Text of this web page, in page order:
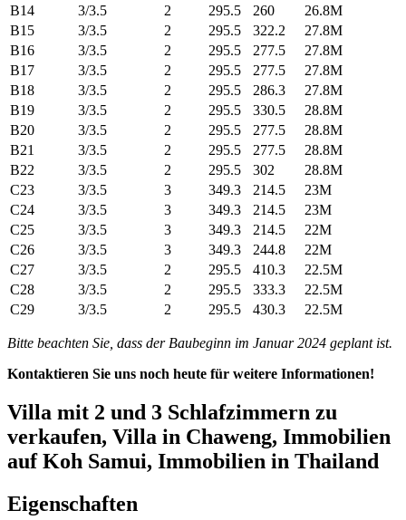
B14
3/3.5 2 295.5 260
26.8M
B15
3/3.5 2 295.5 322.2
27.8M
B16
3/3.5 2 295.5 277.5
27.8M
B17
3/3.5 2 295.5 277.5
27.8M
B18
3/3.5 2 295.5 286.3
27.8M
B19
3/3.5 2 295.5 330.5
28.8M
B20
3/3.5 2 295.5 277.5
28.8M
B21
3/3.5 2 295.5 277.5
28.8M
B22
3/3.5 2 295.5 302
28.8M
C23
3/3.5 3 349.3 214.5
23M
C24
3/3.5 3 349.3 214.5
23M
C25
3/3.5 3 349.3 214.5
22M
C26
3/3.5 3 349.3 244.8
22M
C27
3/3.5 2 295.5 410.3
22.5M
C28
3/3.5 2 295.5 333.3
22.5M
C29
3/3.5 2 295.5 430.3 22.5M
Bitte beachten Sie, dass der Baubeginn im Januar 2024 geplant ist.
Kontaktieren Sie uns noch heute für weitere Informationen!
Villa mit 2 und 3 Schlafzimmern zu
verkaufen, Villa in Chaweng, Immobilien
auf Koh Samui, Immobilien in Thailand
Eigenschaften